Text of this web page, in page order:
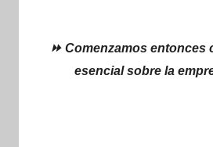
⏩ Comenzamos entonces
esencial sobre la